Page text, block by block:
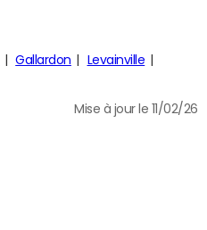
Gallardon
Levainville
Mise à jour le 11/02/26